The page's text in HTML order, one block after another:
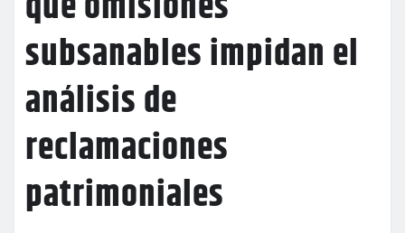
subsanables impidan el
análisis de
reclamaciones
patrimoniales